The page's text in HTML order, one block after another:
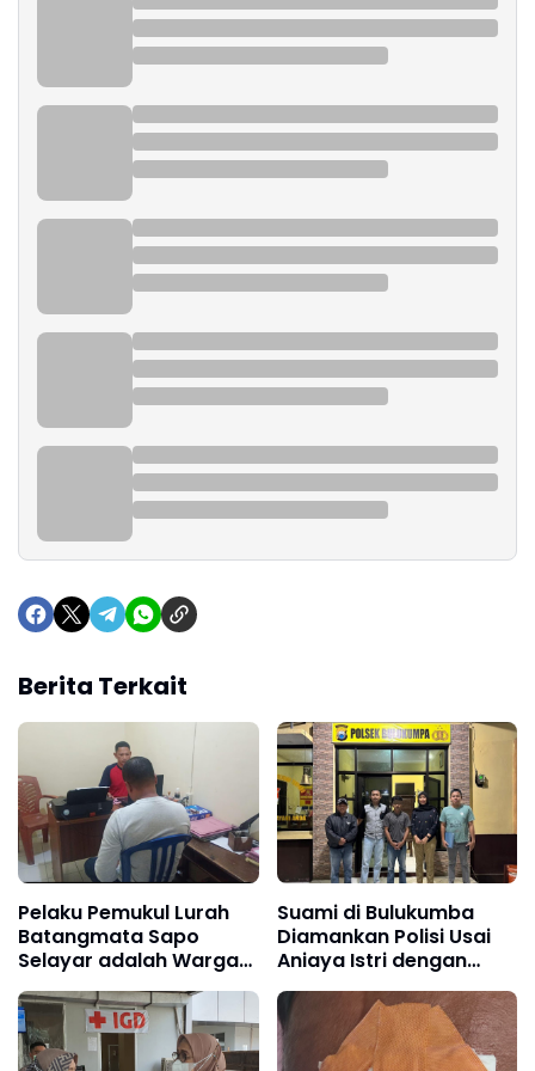
Berita Terkait
Pelaku Pemukul Lurah
Batangmata Sapo
Selayar adalah Warga
Desa Parak, Sudah
Ditangkap
Suami di Bulukumba
Diamankan Polisi Usai
Aniaya Istri dengan
Sadis